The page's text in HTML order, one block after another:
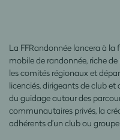
La FFRandonnée lancera à
mobile de randonnée, riche
les comités régionaux et
licenciés, dirigeants de club
du guidage autour des
communautaires privés, la
adhérents d’un club ou groupe